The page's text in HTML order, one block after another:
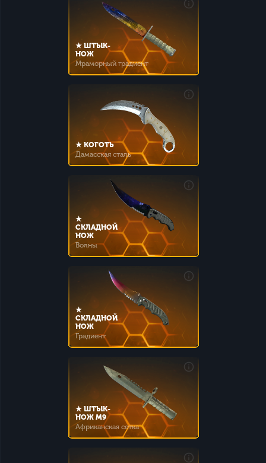
★ ШТЫК-
НОЖ
Мраморный градиент
★ КОГОТЬ
Дамасская сталь
★
СКЛАДНОЙ
НОЖ
Волны
★
СКЛАДНОЙ
НОЖ
Градиент
★ ШТЫК-
НОЖ M9
Африканская сетка